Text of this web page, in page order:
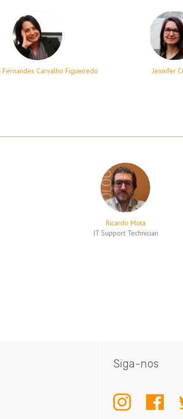
Fernandes Carvalho Figueiredo Jennifer
Ricardo Mota
IT Support Technician
Siga-nos